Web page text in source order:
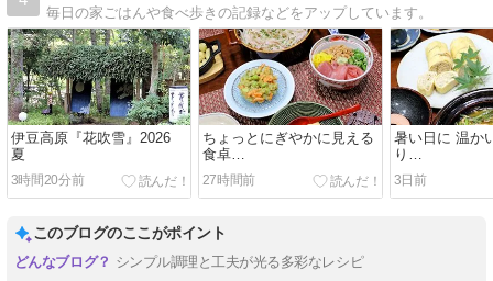
毎日の家ごはんや食べ歩きの記録などをアップしています。
伊豆高原『花吹雪』2026
夏
3時間20分前
ちょっとにぎやかに見える
食卓…
27時間前
暑い日に 温か
り…
3日前
このブログのここがポイント
シンプル調理と工夫が光る多彩なレシピ